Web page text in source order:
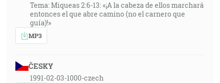
Tema: Miqueas 2:6-13: «¡A la cabeza de ellos marchará
entonces el que abre camino (no el carnero que
guía)!»
MP3
ČESKY
1991-02-03-1000-czech